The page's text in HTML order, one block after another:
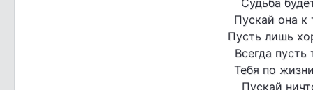
Пускай она к
Пусть лишь
Всегда
Тебя по
Пускай